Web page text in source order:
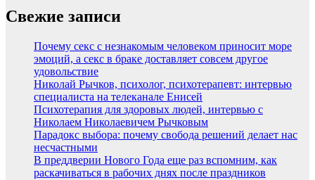
Свежие записи
Почему секс с незнакомым человеком приносит море
эмоций, а секс в браке доставляет совсем другое
удовольствие
Николай Рычков, психолог, психотерапевт: интервью
специалиста на телеканале Енисей
Психотерапия для здоровых людей, интервью с
Николаем Николаевичем Рычковым
Парадокс выбора: почему свобода решений делает нас
несчастными
В преддверии Нового Года еще раз вспомним, как
раскачиваться в рабочих днях после праздников